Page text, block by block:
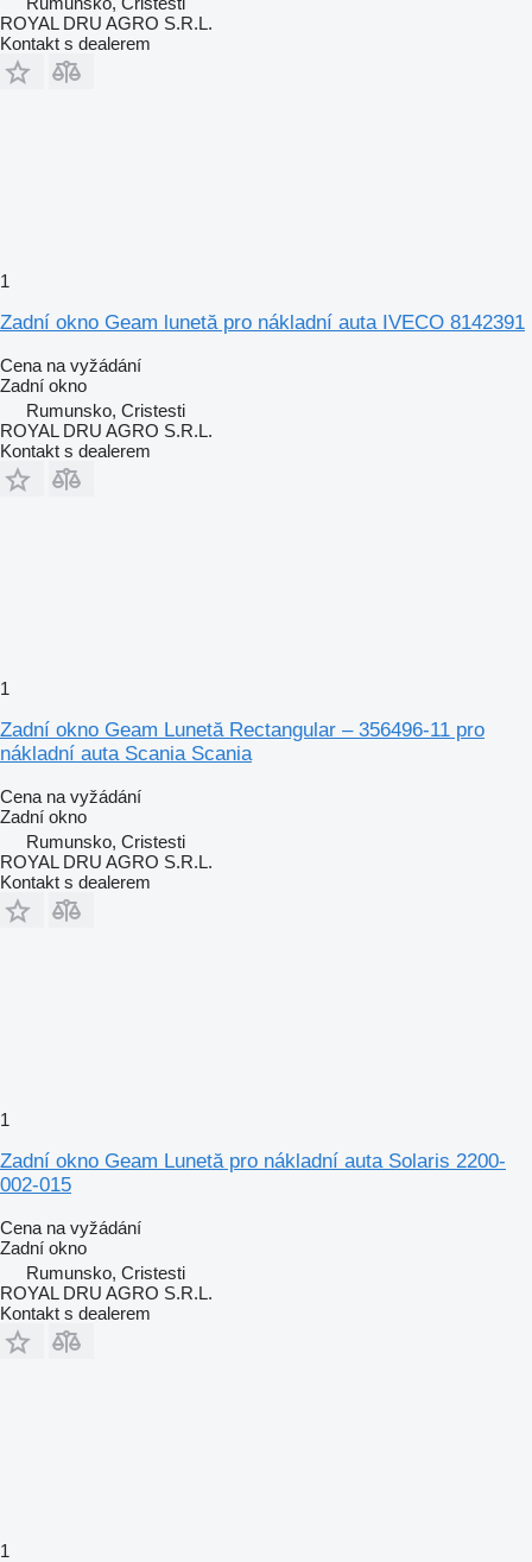
ROYAL DRU AGRO S.R.L.
Kontakt s dealerem
1
Zadní okno Geam lunetă pro nákladní auta IVECO 8142391
Cena na vyžádání
Zadní okno
Rumunsko, Cristesti
ROYAL DRU AGRO S.R.L.
Kontakt s dealerem
1
Zadní okno Geam Lunetă Rectangular – 356496-11 pro
nákladní auta Scania Scania
Cena na vyžádání
Zadní okno
Rumunsko, Cristesti
ROYAL DRU AGRO S.R.L.
Kontakt s dealerem
1
Zadní okno Geam Lunetă pro nákladní auta Solaris 2200-
002-015
Cena na vyžádání
Zadní okno
Rumunsko, Cristesti
ROYAL DRU AGRO S.R.L.
Kontakt s dealerem
1